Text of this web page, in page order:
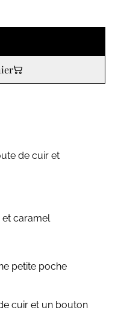
de cuir et
caramel
petite poche
cuir et un bouton